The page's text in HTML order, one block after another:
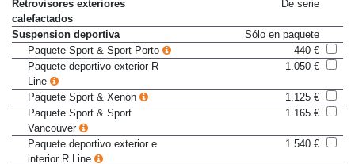
Retrovisores exteriores
calefactados
Suspension deportiva
Sólo en paquete
Paquete Sport & Sport Porto
440 €
Paquete deportivo exterior R
Line
Paquete Sport & Xenón
1.125 €
Paquete Sport & Sport
Vancouver
Paquete deportivo exterior e